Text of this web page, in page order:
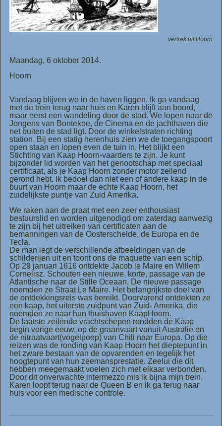
vertrek uit Hoorn
Maandag, 6 oktober 2014.
Hoorn
Vandaag blijven we in de haven liggen. Ik ga vandaag
met de trein terug naar huis en Karen blijft aan boord,
maar eerst een wandeling door de stad. We lopen naar de
Jongens van Bontekoe, de Cinema en de jachthaven die
net buiten de stad ligt. Door de winkelstraten richting
station. Bij een statig herenhuis zien we de toegangspoort
open staan en lopen even de tuin in. Het blijkt een
Stichting van Kaap Hoorn-vaarders te zijn. Je kunt
bijzonder lid worden van het genootschap met speciaal
certificaat, als je Kaap Hoorn zonder motor zeilend
gerond hebt. Ik bedoel dan niet een of andere kaap in de
buurt van Hoorn maar de echte Kaap Hoorn, het
zuidelijkste puntje van Zuid Amerika.
We raken aan de praat met een zeer enthousiast
bestuurslid en worden uitgenodigd om zaterdag aanwezig
te zijn bij het uitreiken van certificaten aan de
bemanningen van de Oosterschelde, de Europa en de
Tecla.
De man legt de verschillende afbeeldingen van de
schilderijen uit en toont ons de maquette van een schip.
Op 29 januari 1616 ontdekte Jacob le Maire en Willem
Cornelisz. Schouten een nieuwe, korte, passage van de
Atlantische naar de Stille Oceaan. De nieuwe passage
noemden ze Straat Le Maire. Het belangrijkste doel van
de ontdekkingsreis was bereikt. Doorvarend ontdekten ze
een kaap, het uiterste zuidpunt van Zuid- Amerika, die
noemden ze naar hun thuishaven KaapHoorn.
De laatste zeilende vrachtschepen rondden de Kaap
begin vorige eeuw, op de graanvaart vanuit Australië en
de nitraatvaart(vogelpoep) van Chili naar Europa. Op die
reizen was de ronding van Kaap Hoorn het dieptepunt in
het zware bestaan van de opvarenden en tegelijk het
hoogtepunt van hun zeemansprestatie. Zeelui die dit
hebben meegemaakt voelen zich met elkaar verbonden.
Door dit onverwachte intermezzo mis ik bijna mijn trein.
Karen loopt terug naar de Queen B en ik ga terug naar
huis voor een medische controle.